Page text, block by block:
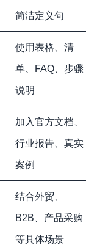
简洁定义句
使用表格、清
单、FAQ、步骤
说明
加入官方文档、
行业报告、真实
案例
结合外贸、
B2B、产品采购
等具体场景